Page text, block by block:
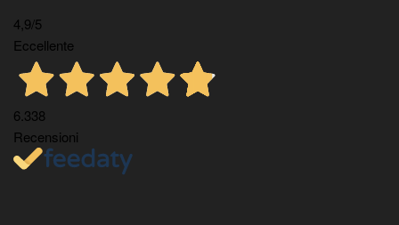
4,9/5
Eccellente
6.338
Recensioni